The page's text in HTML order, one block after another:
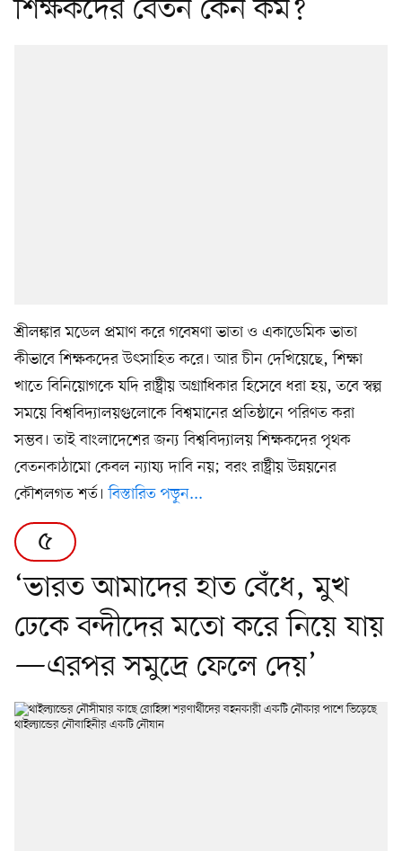
শিক্ষকদের বেতন কেন কম?
শ্রীলঙ্কার মডেল প্রমাণ করে গবেষণা ভাতা ও একাডেমিক ভাতা
কীভাবে শিক্ষকদের উৎসাহিত করে। আর চীন দেখিয়েছে, শিক্ষা
খাতে বিনিয়োগকে যদি রাষ্ট্রীয় অগ্রাধিকার হিসেবে ধরা হয়, তবে স্বল্প
সময়ে বিশ্ববিদ্যালয়গুলোকে বিশ্বমানের প্রতিষ্ঠানে পরিণত করা
সম্ভব। তাই বাংলাদেশের জন্য বিশ্ববিদ্যালয় শিক্ষকদের পৃথক
বেতনকাঠামো কেবল ন্যায্য দাবি নয়; বরং রাষ্ট্রীয় উন্নয়নের
কৌশলগত শর্ত।বিস্তারিত পড়ুন...
৫
‘ভারত আমাদের হাত বেঁধে, মুখ
ঢেকে বন্দীদের মতো করে নিয়ে যায়
—এরপর সমুদ্রে ফেলে দেয়’